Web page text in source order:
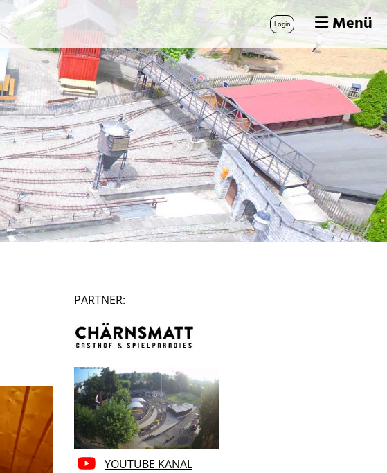
Login Menü
PARTNER:
YOUTUBE KANAL